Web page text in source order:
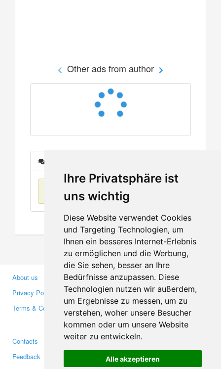
Ihre Privatsphäre ist
uns wichtig
Diese Website verwendet Cookies
und Targeting Technologien, um
Ihnen ein besseres Internet-Erlebnis
zu ermöglichen und die Werbung,
die Sie sehen, besser an Ihre
Bedürfnisse anzupassen. Diese
Technologien nutzen wir außerdem,
um Ergebnisse zu messen, um zu
verstehen, woher unsere Besucher
kommen oder um unsere Website
weiter zu entwickeln.
Alle akzeptieren
Other ads from author
No items found
About us
Privacy Policy
Terms & Conditions
Business Partners
Investors
Media
Contacts
Feedback
Facebook
Twitter